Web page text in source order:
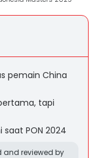
pemain China
tapi
PON 2024
and reviewed by